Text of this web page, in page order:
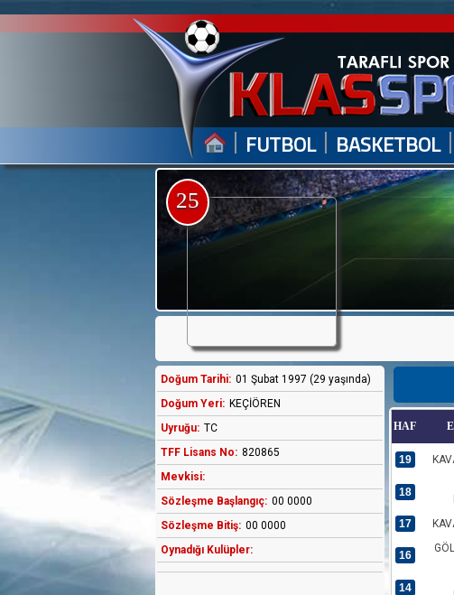
| FUTBOL | BASKETBOL |
25
Doğum Tarihi: 01 Şubat 1997 (29 yaşında)
Doğum Yeri: KEÇİÖREN
Uyruğu: TC
TFF Lisans No: 820865
Mevkisi:
Sözleşme Başlangıç: 00 0000
Sözleşme Bitiş: 00 0000
Oynadığı Kulüpler:
HAF
19
18
17
16
14